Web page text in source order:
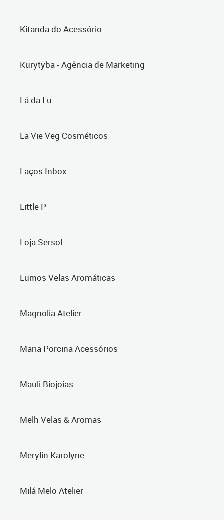
Kitanda do Acessório
Kurytyba - Agência de Marketing
Lá da Lu
La Vie Veg Cosméticos
Laços Inbox
Little P
Loja Sersol
Lumos Velas Aromáticas
Magnolia Atelier
Maria Porcina Acessórios
Mauli Biojoias
Melh Velas & Aromas
Merylin Karolyne
Milá Melo Atelier